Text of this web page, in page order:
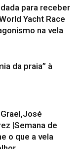
para receber
Yacht Race
na vela
da praia” à
|Semana de
o que a vela